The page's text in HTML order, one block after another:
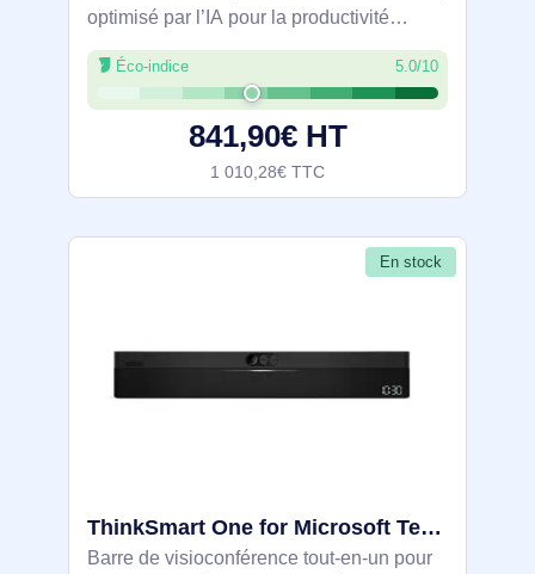
optimisé par l’IA pour la productivité
avancée. AMD Ryzen 5 6 cœurs 3,2/4,9
GHz, 8 Go DDR5, SSD NVMe PCIe 4.0 et
Windows 11 Pro. Webcam 5 MP, double
Éco-indice 5.0/10
841,90€ HT
1 010,28€ TTC
En stock
ThinkSmart One for Microsoft Team Rooms - 12BW0002FR
Barre de visioconférence tout-en-un pour